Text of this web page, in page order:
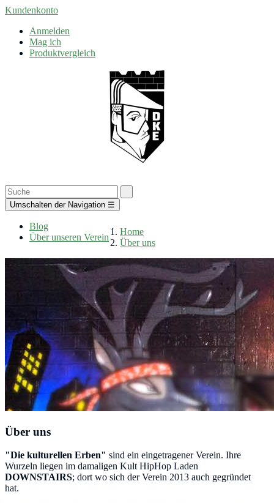
Kundenkonto
Anmelden
Mag ich
Produktvergleich
Umschalten der Navigation ☰
Blog
Über unseren Verein
Home
Über uns
Über uns
"Die kulturellen Erben" sind ein eingetragener Verein. Ihre
Wurzeln liegen im damaligen Kult HipHop Laden
DOWNSTAIRS; dort wo sich der Verein 2013 auch gegründet
hat.